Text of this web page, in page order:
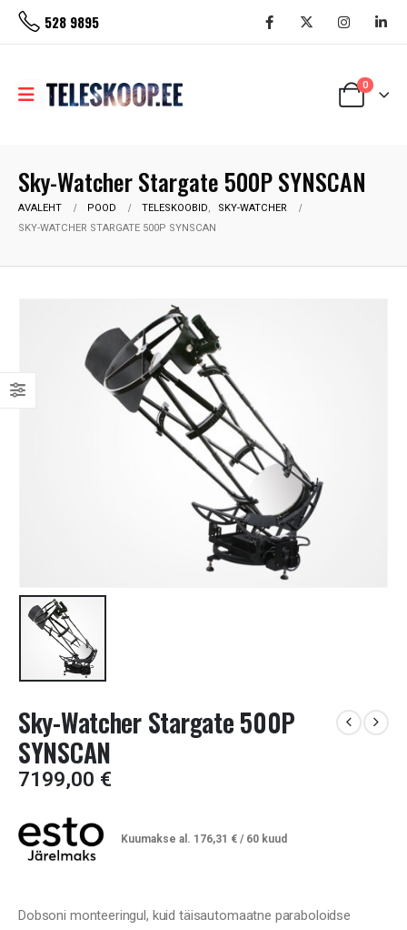
528 9895
0
Sky-Watcher Stargate 500P SYNSCAN
AVALEHT POOD TELESKOOBID,
SKY-WATCHER
SKY-WATCHER STARGATE 500P SYNSCAN
Sky-Watcher Stargate 500P
SYNSCAN
7199,00 €
Kuumakse al. 176,31 € / 60 kuud
Dobsoni monteeringul, kuid täisautomaatne paraboloidse